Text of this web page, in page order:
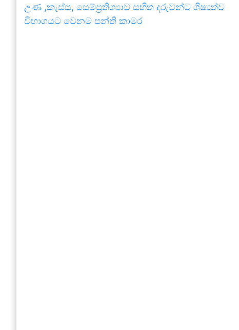
උණ ,කැස්ස, සෙම්ප්‍රතිශ්‍යාව සහිත දරුවන්ට ශිෂ්‍යත්ව
විභාගයට වෙනම පන්ති කාමර